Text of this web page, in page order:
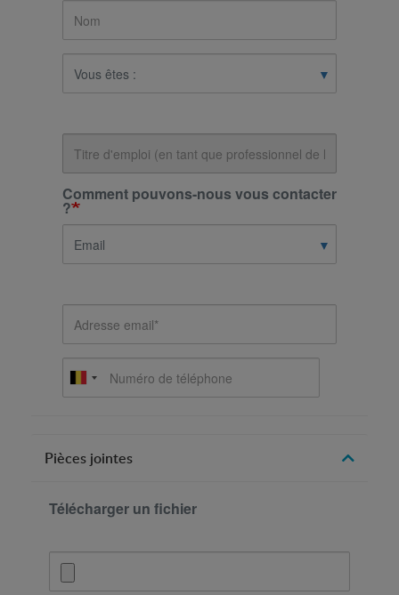
Vous
êtes
:
Comment pouvons-nous vous contacter
?
Téléphone
Pièces jointes
Télécharger un fichier